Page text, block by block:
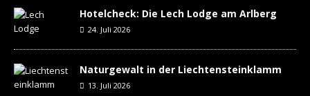
Hotelcheck: Die Lech Lodge am Arlberg
24. Juli 2026
Naturgewalt in der Liechtensteinklamm
13. Juli 2026